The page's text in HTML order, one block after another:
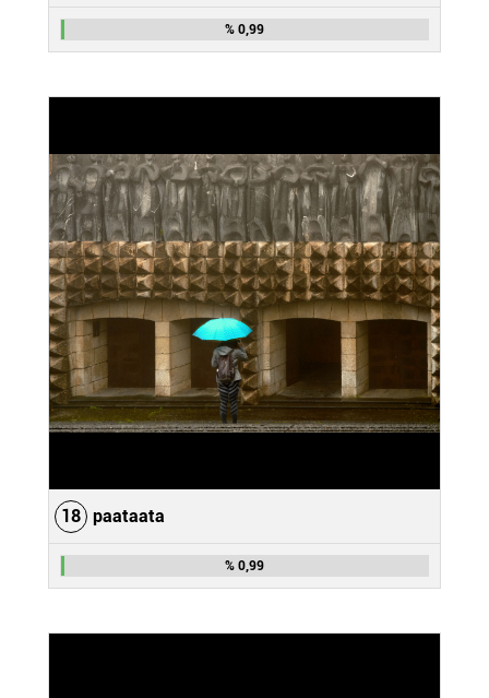
% 0,99
18 paataata
% 0,99